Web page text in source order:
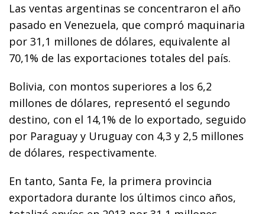
Las ventas argentinas se concentraron el año
pasado en Venezuela, que compró maquinaria
por 31,1 millones de dólares, equivalente al
70,1% de las exportaciones totales del país.
Bolivia, con montos superiores a los 6,2
millones de dólares, representó el segundo
destino, con el 14,1% de lo exportado, seguido
por Paraguay y Uruguay con 4,3 y 2,5 millones
de dólares, respectivamente.
En tanto, Santa Fe, la primera provincia
exportadora durante los últimos cinco años,